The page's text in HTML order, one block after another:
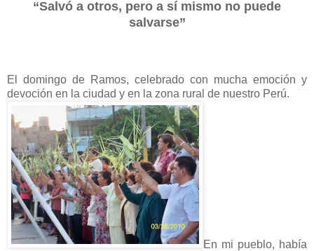
“Salvó a otros, pero a sí mismo no puede
salvarse”
El domingo de Ramos, celebrado con mucha emoción y
devoción en la ciudad y en la zona rural de nuestro Perú.
En mi pueblo, había